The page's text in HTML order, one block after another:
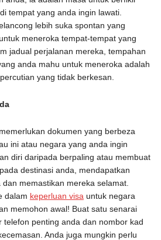
tempat yang anda ingin lawati.
lebih suka spontan yang
meneroka tempat-tempat yang
jadual perjalanan mereka, tempahan
anda mahu untuk meneroka adalah
yang tidak berkesan.
dokumen yang berbeza
ini atau negara yang anda ingin
diri daripada berpaling atau membuat
destinasi anda, mendapatkan
memastikan mereka selamat.
dalam keperluan visa untuk negara
memohon awal! Buat satu senarai
telefon penting anda dan nombor kad
Anda juga mungkin perlu